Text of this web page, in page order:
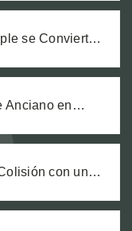
se Convierte
Anciano en
con un